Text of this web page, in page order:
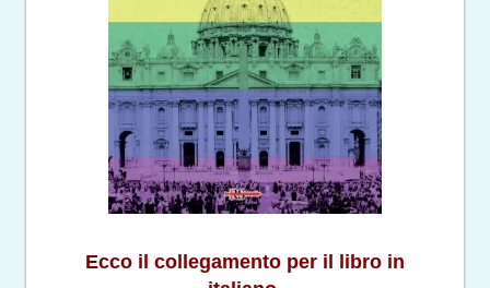
Ecco il collegamento per il libro in